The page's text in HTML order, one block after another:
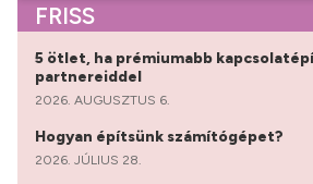
FRISS
5 ötlet, ha prémiumabb
partnereiddel
2026. AUGUSZTUS 6.
Hogyan építsünk számítógépet?
2026. JÚLIUS 28.